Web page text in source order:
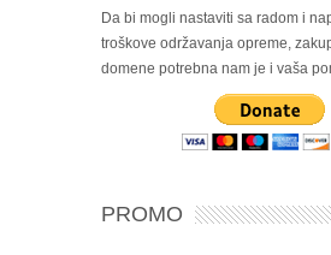
Da bi mogli nastaviti sa radom i
troškove održavanja opreme,
domene potrebna nam je i vaša
PROMO